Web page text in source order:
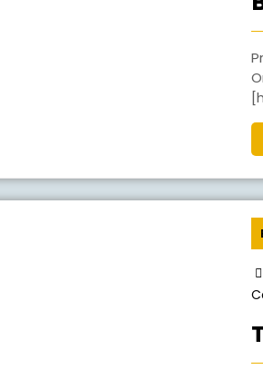
Proses Pengumpulan dan pengelolaan Sampah